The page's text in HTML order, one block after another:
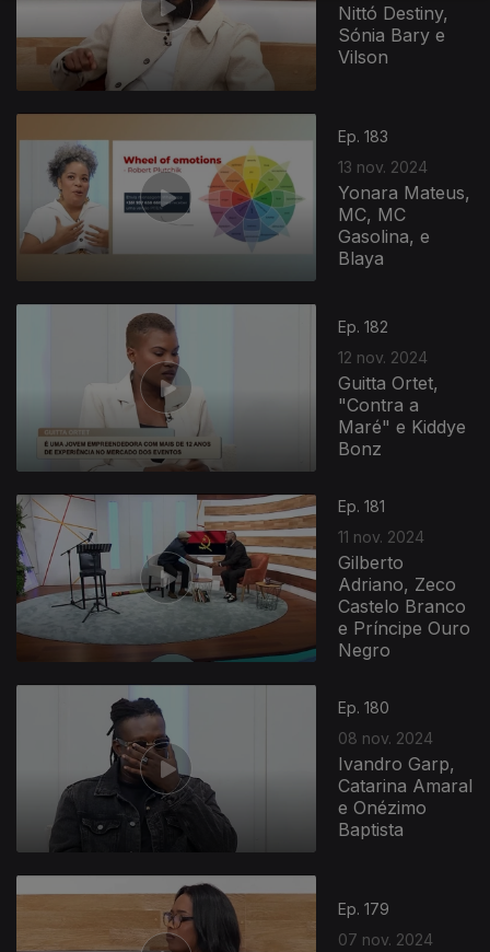
Nittó Destiny,
Sónia Bary e
Vilson
Ep. 183
13 nov. 2024
Yonara Mateus,
MC, MC
Gasolina, e
Blaya
Ep. 182
12 nov. 2024
Guitta Ortet,
"Contra a
Maré" e Kiddye
Bonz
Ep. 181
11 nov. 2024
Gilberto
Adriano, Zeco
Castelo Branco
e Príncipe Ouro
Negro
Ep. 180
08 nov. 2024
Ivandro Garp,
Catarina Amaral
e Onézimo
Baptista
Ep. 179
07 nov. 2024